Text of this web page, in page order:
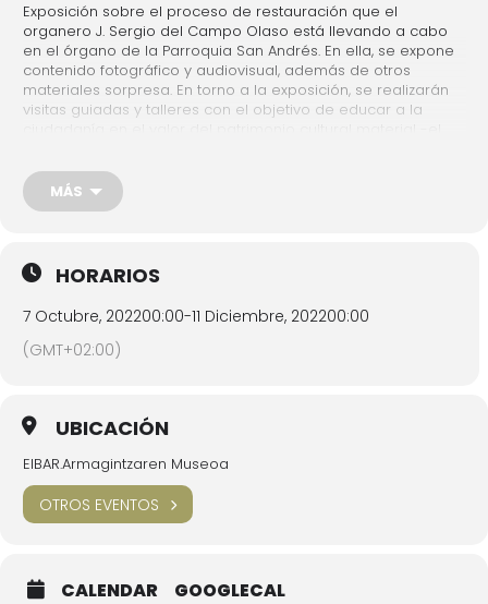
Exposición sobre el proceso de restauración que el
organero J. Sergio del Campo Olaso está llevando a cabo
en el órgano de la Parroquia San Andrés. En ella, se expone
contenido fotográfico y audiovisual, además de otros
materiales sorpresa. En torno a la exposición, se realizarán
visitas guiadas y talleres con el objetivo de educar a la
igualitario a la cultura.
Exposición:
de octubre 18:00h
Inscripción:Gratis. Inscripción previa ( 943 70 84 46 –
museoa@eibar.eus )
Colaboradores: Ayuntamiento de Eibar, San Andrés Parrokia,
KSIgune, Diputación Foral de Gipuzkoa, J. Sergio del Campo –
Basque Organ Building
MÁS
HORARIOS
7 Octubre, 202200:00-11 Diciembre, 202200:00
(GMT+02:00)
UBICACIÓN
EIBAR.Armagintzaren Museoa
OTROS EVENTOS
CALENDAR GOOGLECAL